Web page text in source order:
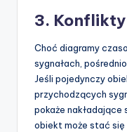
3.
Choć diagramy
sygnałach,
Jeśli pojedynczy
przychodzących
pokaże nakładające
obiekt może stać się